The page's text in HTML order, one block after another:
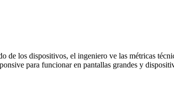
de los dispositivos, el ingeniero ve las métricas
para funcionar en pantallas grandes y